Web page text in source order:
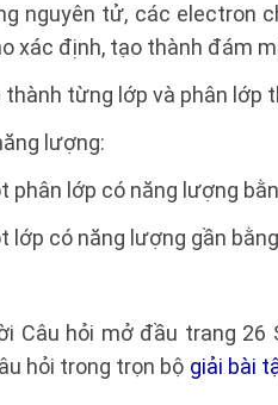
nguyên tử, các electron
xác định, tạo thành đám
từng lớp và phân lớp
lượng:
phân lớp có năng lượng
lớp có năng lượng gần
Câu hỏi mở đầu trang 26
hỏi trong trọn bộ giải bài